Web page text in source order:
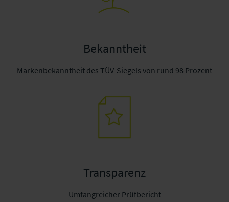
Bekanntheit
Markenbekanntheit des TÜV-Siegels von rund 98 Prozent
Transparenz
Umfangreicher Prüfbericht